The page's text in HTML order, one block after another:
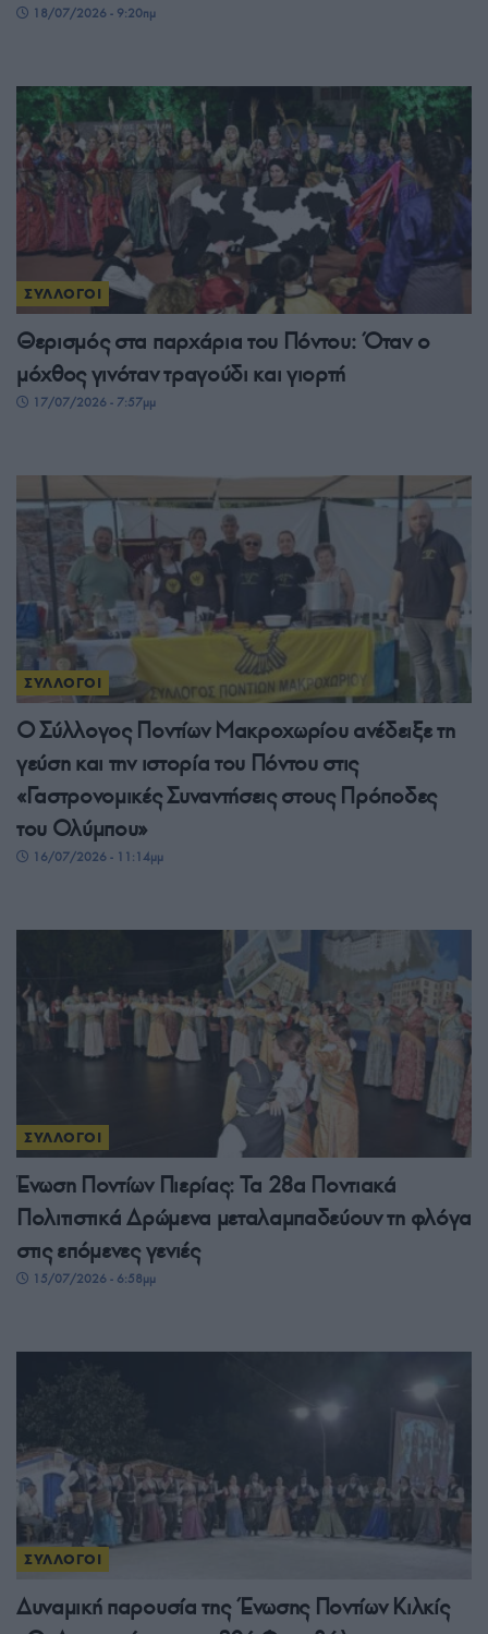
18/07/2026 - 9:20πμ
ΣΥΛΛΟΓΟΙ
Θερισμός στα παρχάρια του Πόντου: Όταν ο
μόχθος γινόταν τραγούδι και γιορτή
17/07/2026 - 7:57μμ
ΣΥΛΛΟΓΟΙ
Ο Σύλλογος Ποντίων Μακροχωρίου ανέδειξε τη
γεύση και την ιστορία του Πόντου στις
«Γαστρονομικές Συναντήσεις στους Πρόποδες
του Ολύμπου»
16/07/2026 - 11:14μμ
ΣΥΛΛΟΓΟΙ
Ένωση Ποντίων Πιερίας: Τα 28α Ποντιακά
Πολιτιστικά Δρώμενα μεταλαμπαδεύουν τη φλόγα
στις επόμενες γενιές
15/07/2026 - 6:58μμ
ΣΥΛΛΟΓΟΙ
Δυναμική παρουσία της Ένωσης Ποντίων Κιλκίς